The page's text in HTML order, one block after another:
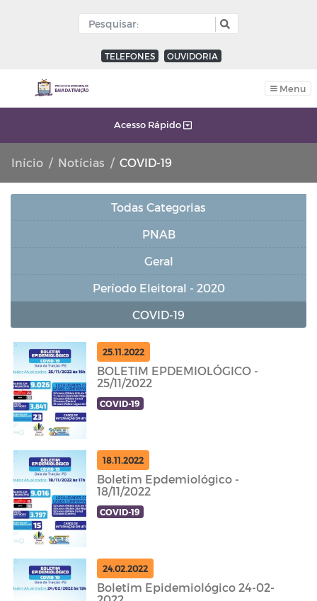
TELEFONES OUVIDORIA
Menu
Acesso Rápido
Início Notícias COVID-19
Todas Categorias
PNAB
Geral
Período Eleitoral - 2020
COVID-19
25.11.2022
BOLETIM EPDEMIOLÓGICO -
25/11/2022
COVID-19
18.11.2022
Boletim Epdemiológico -
18/11/2022
COVID-19
24.02.2022
Boletim Epidemiológico 24-02-